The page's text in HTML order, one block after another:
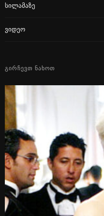
Სილამაზე
Ვიდეო
ᲒᲘᲠᲩᲔᲕᲗ ᲜᲐᲮᲝᲗ